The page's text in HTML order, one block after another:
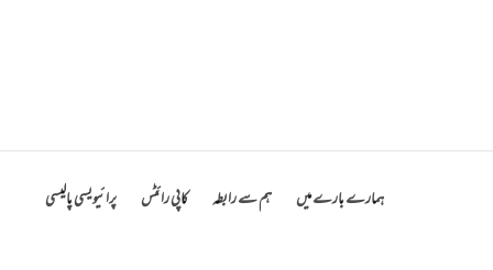
ہمارے بارے میں ہم سے رابطہ کاپی رائٹس پرائیویسی پالیسی